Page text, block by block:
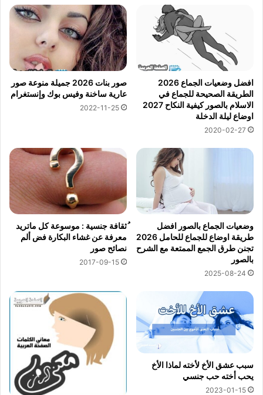
افضل وضعيات الجماع 2026
الطريقة الصحيحة للجماع في
الاسلام بالصور كيفية النكاح 2027
اوضاع ليلة الدخلة
2020-02-27
صور بنات 2026 جميلة منوعة صور
عارية ساخنة وفيس بوك وإنستغرام
2022-11-25
وضعيات الجماع بالصور افضل
طريقة اوضاع للجماع للحامل 2026
تجنن طرق الجمع الممتعة مع الشرح
بالصور
2025-08-24
ُثقافة جنسية : موسوعة كل ماتريد
معرفة عن غشاء البكارة فض ألم
نصائح صور
2017-09-15
سبب عشق الأخ لأخته لماذا الأخ
يحب أخته حب جنسي
2023-01-15